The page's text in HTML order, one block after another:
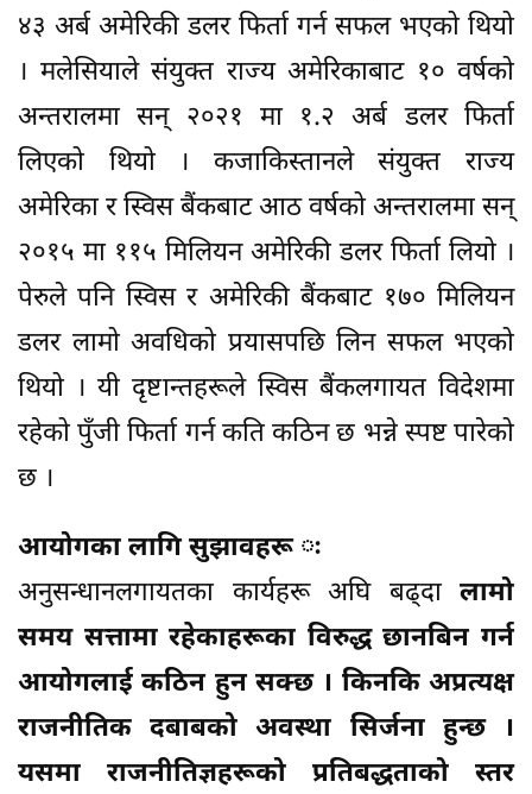
४३ अर्ब अमेरिकी डलर फिर्ता गर्न सफल भएको थियो
। मलेसियाले संयुक्त राज्य अमेरिकाबाट १० वर्षको
अन्तरालमा सन् २०२१ मा १.२ अर्ब डलर फिर्ता
लिएको थियो । कजाकिस्तानले संयुक्त राज्य
अमेरिका र स्विस बैंकबाट आठ वर्षको अन्तरालमा सन्
२०१५ मा ११५ मिलियन अमेरिकी डलर फिर्ता लियो ।
पेरुले पनि स्विस र अमेरिकी बैंकबाट १७० मिलियन
डलर लामो अवधिको प्रयासपछि लिन सफल भएको
थियो । यी दृष्टान्तहरूले स्विस बैंकलगायत विदेशमा
रहेको पुँजी फिर्ता गर्न कति कठिन छ भन्ने स्पष्ट पारेको
छ ।
आयोगका लागि सुझावहरू ः
अनुसन्धानलगायतका कार्यहरू अघि बढ्दा लामो
समय सत्तामा रहेकाहरूका विरुद्ध छानबिन गर्न
आयोगलाई कठिन हुन सक्छ । किनकि अप्रत्यक्ष
राजनीतिक दबाबको अवस्था सिर्जना हुन्छ ।
यसमा राजनीतिज्ञहरूको प्रतिबद्धताको स्तर